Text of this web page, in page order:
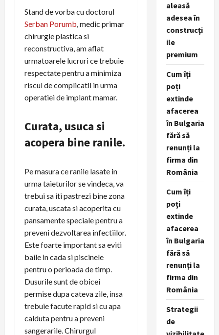
Stand de vorba cu doctorul
Serban Porumb , medic primar
chirurgie plastica si
reconstructiva, am aflat
urmatoarele lucruri ce trebuie
respectate pentru a minimiza
riscul de complicatii in urma
operatiei de implant mamar.
Curata, usuca si
acopera bine ranile.
Pe masura ce ranile lasate in
urma taieturilor se vindeca, va
trebui sa iti pastrezi bine zona
curata, uscata si acoperita cu
pansamente speciale pentru a
preveni dezvoltarea infectiilor.
Este foarte important sa eviti
baile in cada si piscinele
pentru o perioada de timp.
Dusurile sunt de obicei
permise dupa cateva zile, insa
trebuie facute rapid si cu apa
calduta pentru a preveni
sangerarile. Chirurgul
aleasă
adesea în
construcți
ile
premium
Cum îți
poți
extinde
afacerea
în Bulgaria
fără să
renunți la
firma din
România
Cum îți
poți
extinde
afacerea
în Bulgaria
fără să
renunți la
firma din
România
Strategii
de